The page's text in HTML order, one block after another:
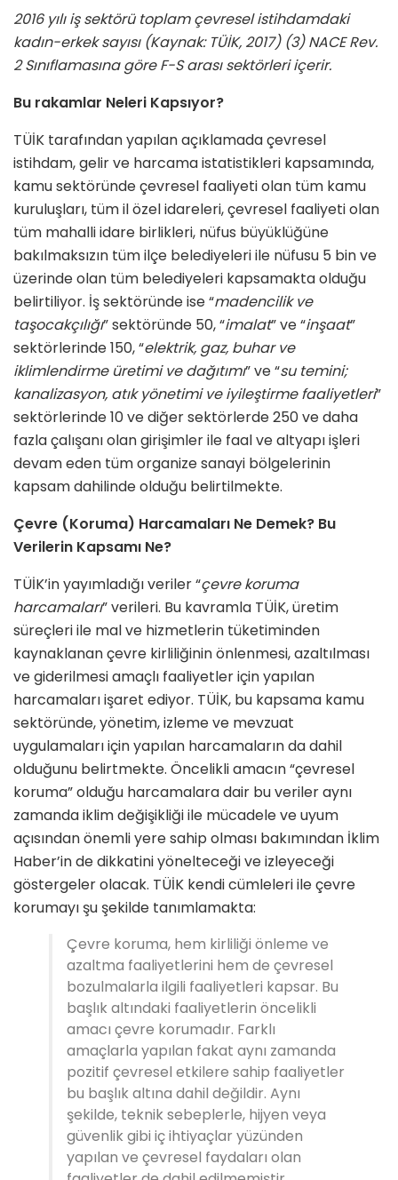
2016 yılı iş sektörü toplam çevresel istihdamdaki
kadın-erkek sayısı (Kaynak: TÜİK, 2017) (3) NACE Rev.
2 Sınıflamasına göre F-S arası sektörleri içerir.
Bu rakamlar Neleri Kapsıyor?
TÜİK tarafından yapılan açıklamada çevresel
istihdam, gelir ve harcama istatistikleri kapsamında,
kamu sektöründe çevresel faaliyeti olan tüm kamu
kuruluşları, tüm il özel idareleri, çevresel faaliyeti olan
tüm mahalli idare birlikleri, nüfus büyüklüğüne
bakılmaksızın tüm ilçe belediyeleri ile nüfusu 5 bin ve
üzerinde olan tüm belediyeleri kapsamakta olduğu
belirtiliyor. İş sektöründe ise “madencilik ve
taşocakçılığı” sektöründe 50, “imalat” ve “inşaat”
sektörlerinde 150, “elektrik, gaz, buhar ve
iklimlendirme üretimi ve dağıtımı” ve “su temini;
kanalizasyon, atık yönetimi ve iyileştirme faaliyetleri”
sektörlerinde 10 ve diğer sektörlerde 250 ve daha
fazla çalışanı olan girişimler ile faal ve altyapı işleri
devam eden tüm organize sanayi bölgelerinin
kapsam dahilinde olduğu belirtilmekte.
Çevre (Koruma) Harcamaları Ne Demek? Bu
Verilerin Kapsamı Ne?
TÜİK’in yayımladığı veriler “çevre koruma
harcamaları” verileri. Bu kavramla TÜİK, üretim
süreçleri ile mal ve hizmetlerin tüketiminden
kaynaklanan çevre kirliliğinin önlenmesi, azaltılması
ve giderilmesi amaçlı faaliyetler için yapılan
harcamaları işaret ediyor. TÜİK, bu kapsama kamu
sektöründe, yönetim, izleme ve mevzuat
uygulamaları için yapılan harcamaların da dahil
olduğunu belirtmekte. Öncelikli amacın “çevresel
koruma” olduğu harcamalara dair bu veriler aynı
zamanda iklim değişikliği ile mücadele ve uyum
açısından önemli yere sahip olması bakımından İklim
Haber’in de dikkatini yönelteceği ve izleyeceği
göstergeler olacak. TÜİK kendi cümleleri ile çevre
korumayı şu şekilde tanımlamakta:
Çevre koruma, hem kirliliği önleme ve
azaltma faaliyetlerini hem de çevresel
bozulmalarla ilgili faaliyetleri kapsar. Bu
başlık altındaki faaliyetlerin öncelikli
amacı çevre korumadır. Farklı
amaçlarla yapılan fakat aynı zamanda
pozitif çevresel etkilere sahip faaliyetler
bu başlık altına dahil değildir. Aynı
şekilde, teknik sebeplerle, hijyen veya
güvenlik gibi iç ihtiyaçlar yüzünden
yapılan ve çevresel faydaları olan